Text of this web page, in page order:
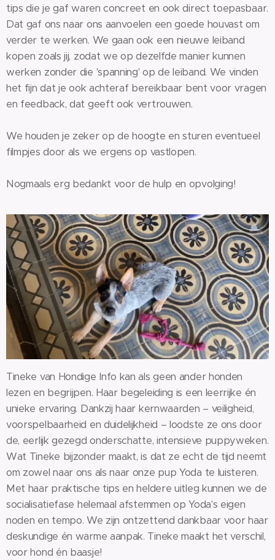
tips die je gaf waren concreet en ook direct toepasbaar.
Dat gaf ons naar ons aanvoelen een goede houvast om
verder te werken. We gaan ook een nieuwe leiband
kopen zoals jij, zodat we op dezelfde manier kunnen
werken zonder die 'spanning' op de leiband. We vinden
het fijn dat je ook achteraf bereikbaar bent voor vragen
en feedback, dat geeft ook vertrouwen.
We houden je zeker op de hoogte en sturen eventueel
filmpjes door als we ergens op vastlopen.
Nogmaals erg bedankt voor de hulp en opvolging!
Tineke van Hondige Info kan als geen ander honden
lezen en begrijpen. Haar begeleiding is een leerrijke én
unieke ervaring. Dankzij haar kernwaarden – veiligheid,
voorspelbaarheid en duidelijkheid – loodste ze ons door
de, eerlijk gezegd onderschatte, intensieve puppyweken.
Wat Tineke bijzonder maakt, is dat ze echt de tijd neemt
om zowel naar ons als naar onze pup Yoda te luisteren.
Met haar praktische tips en heldere uitleg kunnen we de
socialisatiefase helemaal afstemmen op Yoda's eigen
noden en tempo. We zijn ontzettend dankbaar voor haar
deskundige én warme aanpak. Tineke maakt het verschil,
voor hond én baasje!